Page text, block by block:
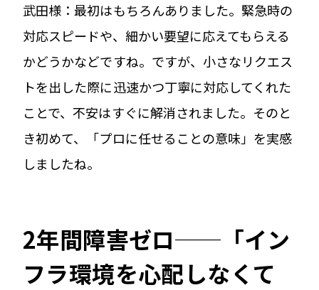
武田様：最初はもちろんありました。緊急時の
対応スピードや、細かい要望に応えてもらえる
かどうかなどですね。ですが、小さなリクエス
トを出した際に迅速かつ丁寧に対応してくれた
ことで、不安はすぐに解消されました。そのと
き初めて、「プロに任せることの意味」を実感
しましたね。
2年間障害ゼロ──「イン
フラ環境を心配しなくて